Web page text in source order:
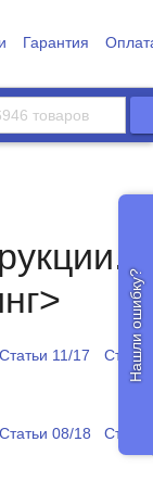
Гарантия
Статьи 11/17
Статьи 08/18
Нашли ошибку?